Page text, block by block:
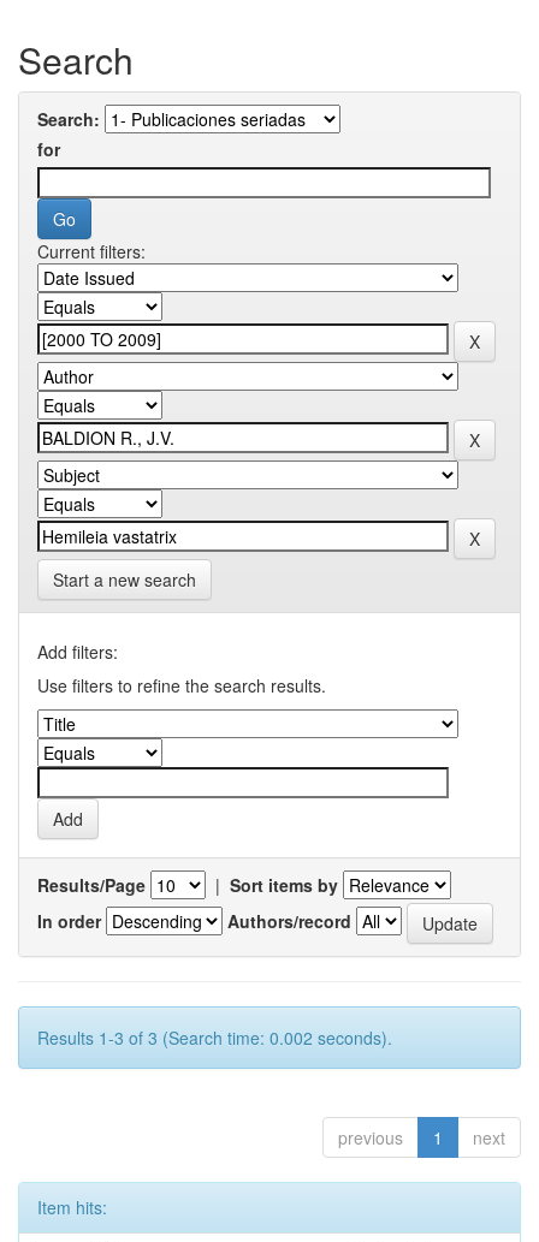
Search
Search:
for
Current filters:
Start a new search
Add filters:
Use filters to refine the search results.
Results/Page | Sort items by
In order
Authors/record
Results 1-3 of 3 (Search time: 0.002 seconds).
previous 1 next
Item hits: